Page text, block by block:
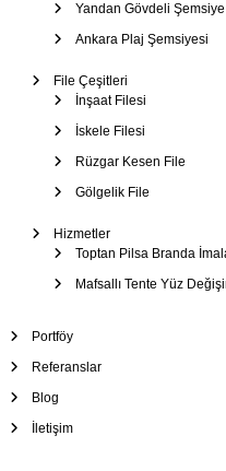
Yandan Gövdeli Şemsiye
Ankara Plaj Şemsiyesi
File Çeşitleri
İnşaat Filesi
İskele Filesi
Rüzgar Kesen File
Gölgelik File
Hizmetler
Toptan Pilsa Branda
Mafsallı Tente Yüz
Portföy
Referanslar
Blog
İletişim